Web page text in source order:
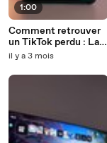
1:00
Comment retrouver
un TikTok perdu : La
technique qui marche
il y a 3 mois